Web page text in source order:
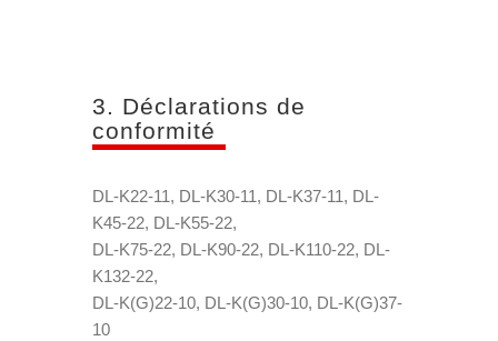
3. Déclarations de
conformité
DL-K22-11, DL-K30-11, DL-K37-11, DL-
K45-22, DL-K55-22,
DL-K75-22, DL-K90-22, DL-K110-22, DL-
K132-22,
DL-K(G)22-10, DL-K(G)30-10, DL-K(G)37-
10